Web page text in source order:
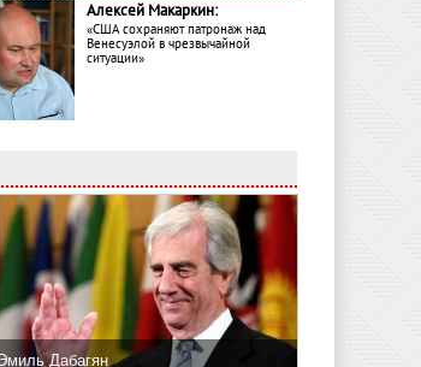
Алексей Макаркин:
«США сохраняют патронаж над
Венесуэлой в чрезвычайной
ситуации»
Дабагян